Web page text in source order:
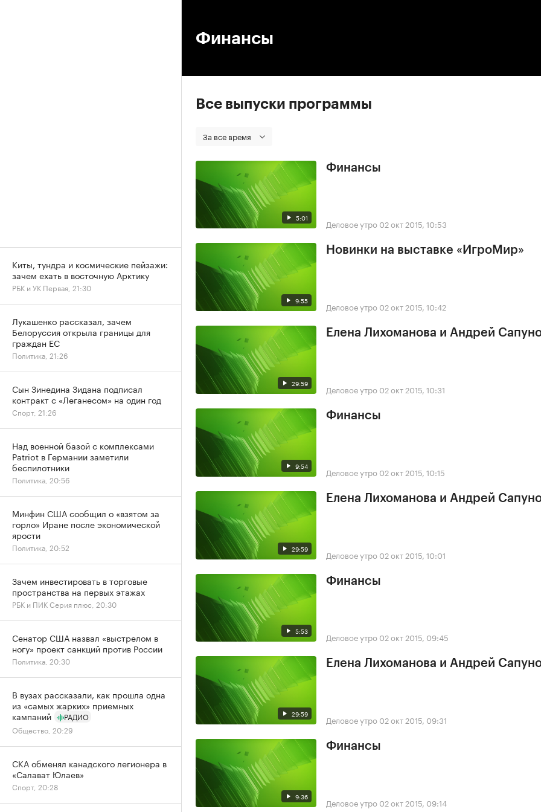
Финансы
Все выпуски программы
За все время
5:01
Финансы
Деловое утро 02 окт 2015, 10:53
9:55
Новинки на выставке «ИгроМир»
Деловое утро 02 окт 2015, 10:42
29:59
Елена Лихоманова и Андрей
Деловое утро 02 окт 2015, 10:31
9:54
Финансы
Деловое утро 02 окт 2015, 10:15
29:59
Елена Лихоманова и Андрей
Деловое утро 02 окт 2015, 10:01
5:53
Финансы
Деловое утро 02 окт 2015, 09:45
29:59
Елена Лихоманова и Андрей
Деловое утро 02 окт 2015, 09:31
9:36
Финансы
Деловое утро 02 окт 2015, 09:14
Киты, тундра и космические пейзажи:
зачем ехать в восточную Арктику
РБК и УК Первая, 21:30
Лукашенко рассказал, зачем
Белоруссия открыла границы для
граждан ЕС
Политика, 21:26
Сын Зинедина Зидана подписал
контракт с «Леганесом» на один год
Спорт, 21:26
Над военной базой с комплексами
Patriot в Германии заметили
беспилотники
Политика, 20:56
Минфин США сообщил о «взятом за
горло» Иране после экономической
ярости
Политика, 20:52
Зачем инвестировать в торговые
пространства на первых этажах
РБК и ПИК Серия плюс, 20:30
Сенатор США назвал «выстрелом в
ногу» проект санкций против России
Политика, 20:30
В вузах рассказали, как прошла одна
из «самых жарких» приемных
кампаний
РАДИО
Общество, 20:29
СКА обменял канадского легионера в
«Салават Юлаев»
Спорт, 20:28